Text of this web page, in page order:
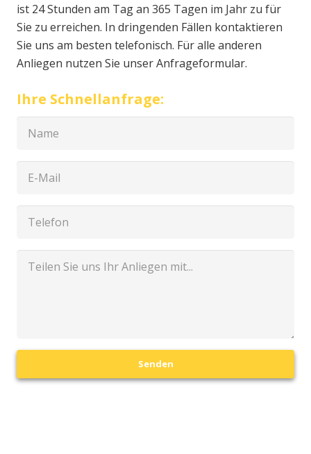
ist 24 Stunden am Tag an 365 Tagen im Jahr zu für
Sie zu erreichen. In dringenden Fällen kontaktieren
Sie uns am besten telefonisch. Für alle anderen
Anliegen nutzen Sie unser Anfrageformular.
Ihre Schnellanfrage:
Senden